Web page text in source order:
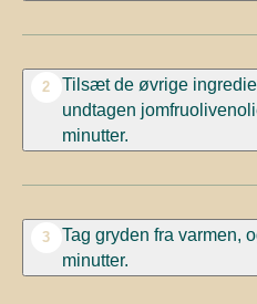
2
Tilsæt de øvrige
undtagen
minutter.
3
Tag gryden fra varmen,
minutter.